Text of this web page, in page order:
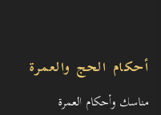
أحكام الحج والعمرة
مناسك وأحكام العمرة